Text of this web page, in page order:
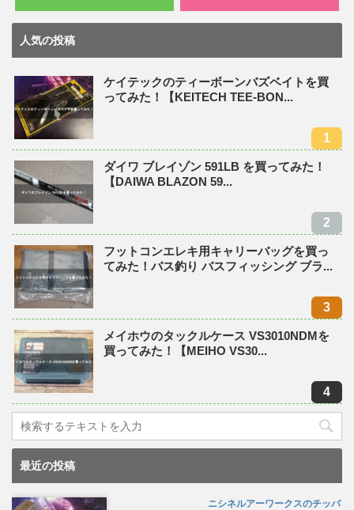
人気の投稿
ケイテックのティーボーンバズベイトを買
ってみた！【KEITECH TEE-BON...
ダイワ ブレイゾン 591LB を買ってみた！
【DAIWA BLAZON 59...
フットコンエレキ用キャリーバッグを買っ
てみた！バス釣り バスフィッシング ブラ...
メイホウのタックルケース VS3010NDMを
買ってみた！【MEIHO VS30...
最近の投稿
ニシネルアーワークスのチッパ